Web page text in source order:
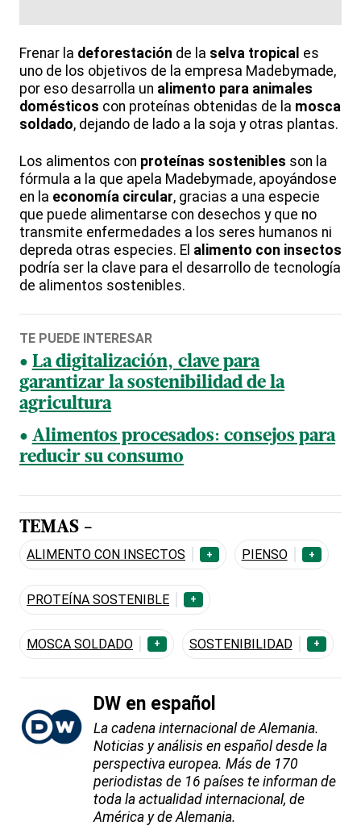
Frenar la deforestación de la selva tropical es
uno de los objetivos de la empresa Madebymade,
por eso desarrolla un alimento para animales
domésticos con proteínas obtenidas de la mosca
soldado, dejando de lado a la soja y otras plantas.
Los alimentos con proteínas sostenibles son la
fórmula a la que apela Madebymade, apoyándose
en la economía circular, gracias a una especie
que puede alimentarse con desechos y que no
transmite enfermedades a los seres humanos ni
depreda otras especies. El alimento con insectos
podría ser la clave para el desarrollo de tecnología
de alimentos sostenibles.
TE PUEDE INTERESAR
La digitalización, clave para
garantizar la sostenibilidad de la
agricultura
Alimentos procesados: consejos para
reducir su consumo
TEMAS -
ALIMENTO CON INSECTOS + PIENSO +
PROTEÍNA SOSTENIBLE +
MOSCA SOLDADO + SOSTENIBILIDAD +
DW en español
La cadena internacional de Alemania.
Noticias y análisis en español desde la
perspectiva europea. Más de 170
periodistas de 16 países te informan de
toda la actualidad internacional, de
América y de Alemania.